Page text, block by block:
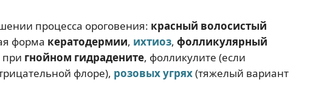
процесса ороговения: красный волосистый
форма кератодермии, ихтиоз, фолликулярный
при гнойном гидрадените, фолликулите (если
флоре), розовых угрях(тяжелый вариант